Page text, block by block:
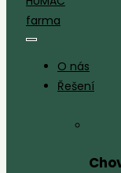
O nás
Řešení